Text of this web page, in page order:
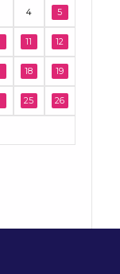
4 5
11 12
18 19
25 26